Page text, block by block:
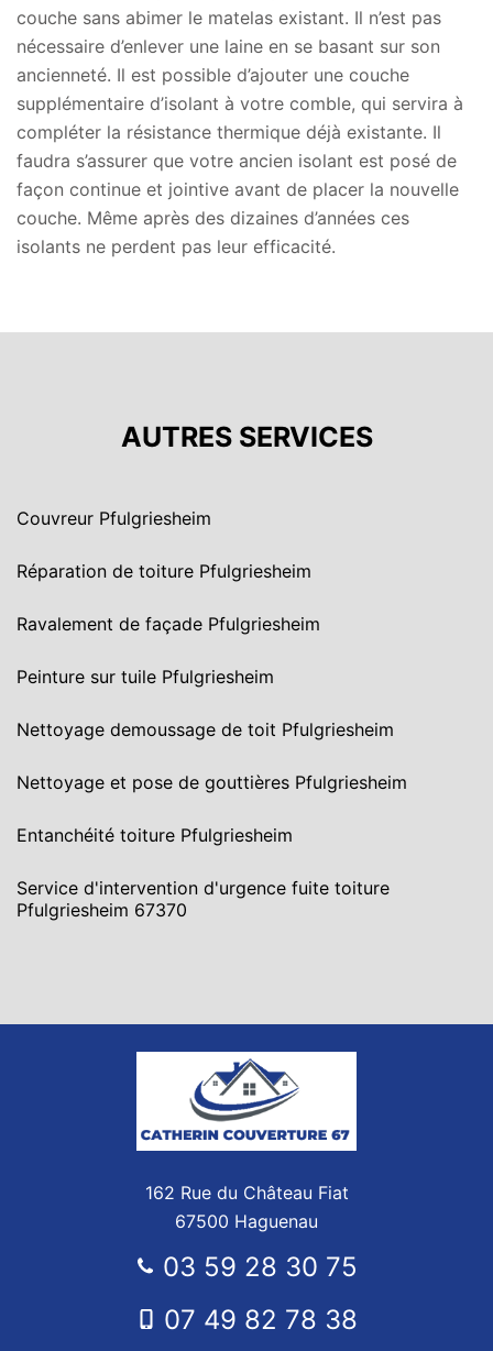
couche sans abimer le matelas existant. Il n’est pas
nécessaire d’enlever une laine en se basant sur son
ancienneté. Il est possible d’ajouter une couche
supplémentaire d’isolant à votre comble, qui servira à
compléter la résistance thermique déjà existante. Il
faudra s’assurer que votre ancien isolant est posé de
façon continue et jointive avant de placer la nouvelle
couche. Même après des dizaines d’années ces
isolants ne perdent pas leur efficacité.
AUTRES SERVICES
Couvreur Pfulgriesheim
Réparation de toiture Pfulgriesheim
Ravalement de façade Pfulgriesheim
Peinture sur tuile Pfulgriesheim
Nettoyage demoussage de toit Pfulgriesheim
Nettoyage et pose de gouttières Pfulgriesheim
Entanchéité toiture Pfulgriesheim
Service d'intervention d'urgence fuite toiture
Pfulgriesheim 67370
162 Rue du Château Fiat
67500 Haguenau
03 59 28 30 75
07 49 82 78 38